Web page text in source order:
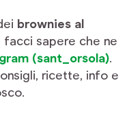
brownies al
facci sapere che ne
(sant_orsola).
ricette, info e